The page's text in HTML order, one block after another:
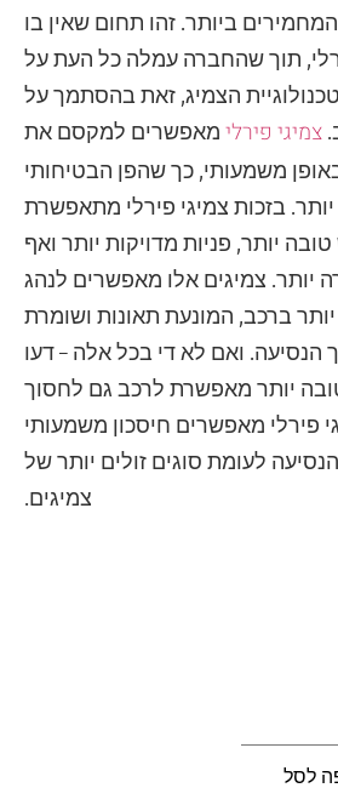
ביותר. זהו תחום שאין בו
תוך שהחברה עמלה כל העת על
הצמיג, זאת בהסתמך על
צמיגי פירלימאפשרים למקסם את
משמעותי, כך שהפן הבטיחותי
בזכות צמיגי פירלי מתאפשרת
יותר, פניות מדויקות יותר ואף
יותר. צמיגים אלו מאפשרים לנהג
ברכב, המונעת תאונות ושומרת
הנסיעה. ואם לא די בכל אלה – דעו
יותר מאפשרת לרכב גם לחסוך
פירלי מאפשרים חיסכון משמעותי
לעומת סוגים זולים יותר של
צמיגים.
לסל